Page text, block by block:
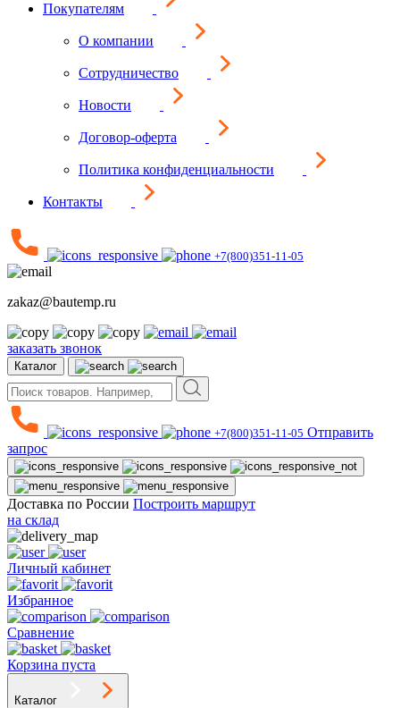
Покупателям
О компании
Сотрудничество
Новости
Договор-оферта
Политика конфиденциальности
Контакты
+7(800)351-11-05
zakaz@bautemp.ru
заказать звонок
Каталог
+7(800)351-11-05 Отправить
запрос
Доставка по России Построить маршрут
на склад
Личный кабинет
Избранное
Сравнение
Корзина пуста
Каталог